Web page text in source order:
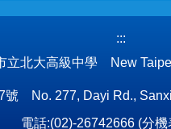
:::
立北大高級中學 New
號 No. 277, Dayi Rd.,
電話:(02)-26742666 (分機